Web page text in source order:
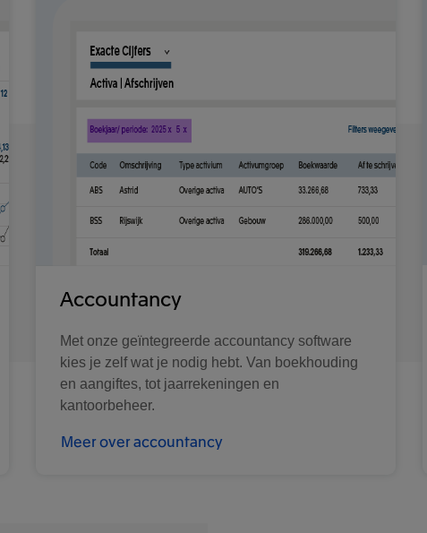
Accountancy
Met onze geïntegreerde accountancy software
kies je zelf wat je nodig hebt. Van boekhouding
en aangiftes, tot jaarrekeningen en
kantoorbeheer.
Meer over accountancy